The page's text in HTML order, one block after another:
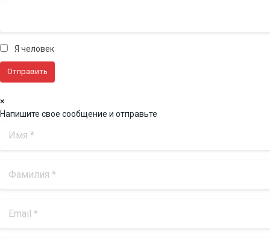
Я человек
×
Напишите свое сообщение и отправьте